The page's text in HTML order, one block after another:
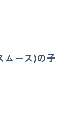
ムース)の子